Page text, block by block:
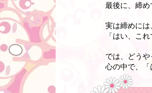
最後に、締め
実は締めには
「はい、こ
では、どう
心の中で、「